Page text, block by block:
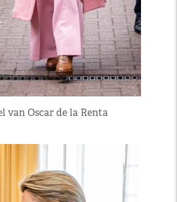
van Oscar de la Renta